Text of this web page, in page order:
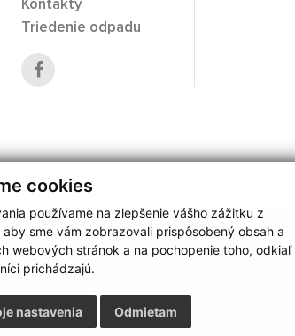
cookies
používame na zlepšenie vášho zážitku z
sme vám zobrazovali prispôsobený obsah a
webových stránok a na pochopenie toho, odkiaľ
prichádzajú.
Odmietam
nastavenia
Kontakty
Triedenie odpadu